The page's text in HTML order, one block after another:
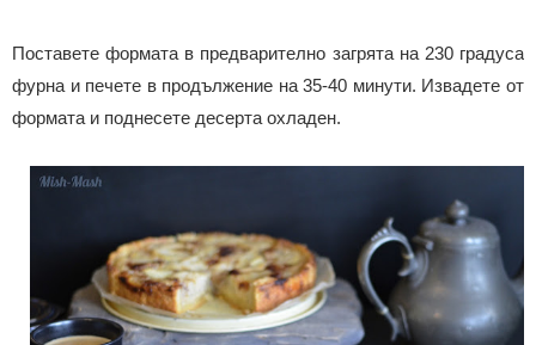
Поставете формата в предварително загрята на 230 градуса
фурна и печете в продължение на 35-40 минути. Извадете от
формата и поднесете десерта охладен.